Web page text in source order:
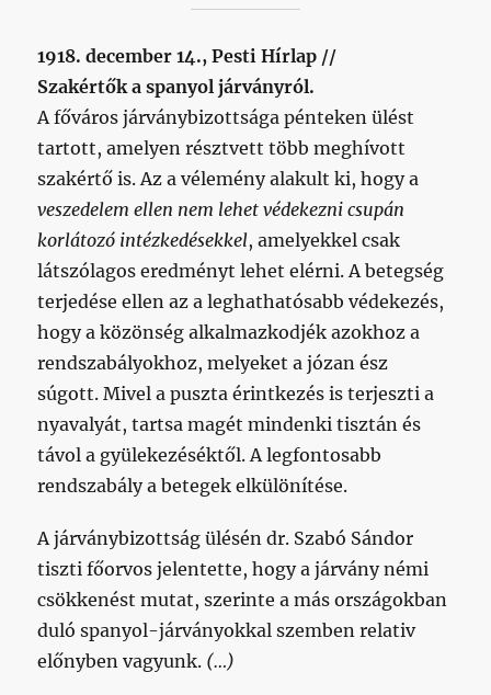
1918. december 14., Pesti Hírlap //
Szakértők a spanyol járványról.
A főváros járványbizottsága pénteken ülést
tartott, amelyen résztvett több meghívott
szakértő is. Az a vélemény alakult ki, hogy a
veszedelem ellen nem lehet védekezni csupán
korlátozó intézkedésekkel, amelyekkel csak
látszólagos eredményt lehet elérni. A betegség
terjedése ellen az a leghathatósabb védekezés,
hogy a közönség alkalmazkodjék azokhoz a
rendszabályokhoz, melyeket a józan ész
súgott. Mivel a puszta érintkezés is terjeszti a
nyavalyát, tartsa magét mindenki tisztán és
távol a gyülekezéséktől. A legfontosabb
rendszabály a betegek elkülönítése.
A járványbizottság ülésén dr. Szabó Sándor
tiszti főorvos jelentette, hogy a járvány némi
csökkenést mutat, szerinte a más országokban
duló spanyol-járványokkal szemben relativ
előnyben vagyunk. (…)